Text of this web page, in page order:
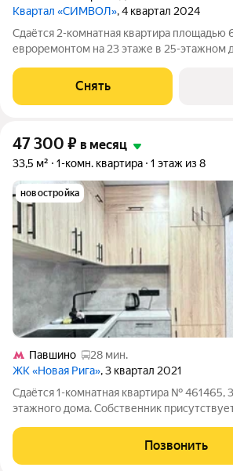
Квартал «СИМВОЛ», 4 квартал 2024
Сдаётся 2-комнатная квартира площадью
евроремонтом на 23 этаже в 25-этажном
Холодильник Посудомоечная машина Кондиционер Бойлер
Микроволновка Дом -
Снять
47 300 ₽ в месяц
33,5 м² 1-комн. квартира 1 этаж из 8
новостройка
Павшино
28 мин.
ЖК «Новая Рига», 3 квартал 2021
Сдаётся 1-комнатная квартира № 461465,
этажного дома. Собственник
оплачиваются отдельно. По условиям
детьми, можно с питомцами. Срок
Позвонить